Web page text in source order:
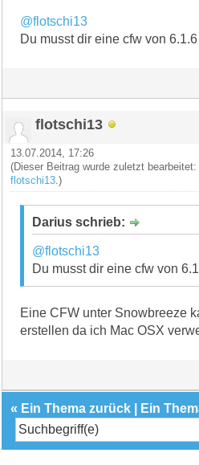
@flotschi13
Du musst dir eine cfw von
flotschi13
13.07.2014, 17:26
(Dieser Beitrag wurde zuletzt
flotschi13 .)
Darius schrieb:
@flotschi13
Du musst dir eine cfw von
Eine CFW unter Snowbreeze
erstellen da ich Mac OSX
« Ein Thema zurück Ein